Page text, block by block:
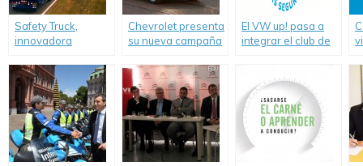
Safety Truck,
innovadora
Samsung para
camiones
Chevrolet presenta
su nueva campaña
El VW up! pasa a
integrar el club de
seguridad de
adultos de Latin
NCAP